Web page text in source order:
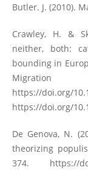
Butler. J. (2010).
Crawley, H. &
neither, both:
bounding in
https://doi.org/
https://doi.org/
De Genova, N.
theorizing
374. https://